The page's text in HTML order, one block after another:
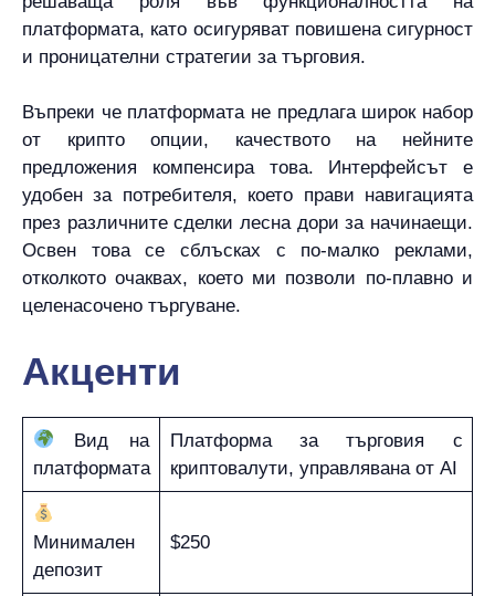
платформата, като осигуряват повишена сигурност
и проницателни стратегии за търговия.
Въпреки че платформата не предлага широк набор
от крипто опции, качеството на нейните
предложения компенсира това. Интерфейсът е
удобен за потребителя, което прави навигацията
през различните сделки лесна дори за начинаещи.
Освен това се сблъсках с по-малко реклами,
отколкото очаквах, което ми позволи по-плавно и
целенасочено търгуване.
Акценти
Вид на
платформата
Платформа за търговия с
криптовалути, управлявана от AI
Минимален
депозит
$250